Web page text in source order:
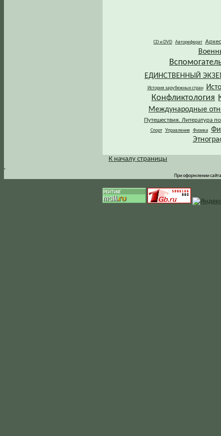
CD и DVD Автореферат
ЕДИНСТВЕННЫЙ
История зарубежных стран
Конфликтология
Международные
Путешествия. Литература
Спорт Управление Физика
.
К началу страницы
При оформлении